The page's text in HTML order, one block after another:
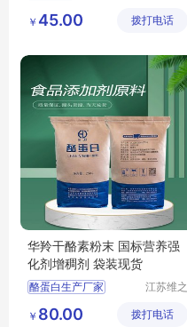
展有限公
￥ 45.00 拨打电话
华羚干酪素粉末 国标营养强
化剂增稠剂 袋装现货
酪蛋白生产厂家
江苏维之
技有限公
￥ 80.00 拨打电话